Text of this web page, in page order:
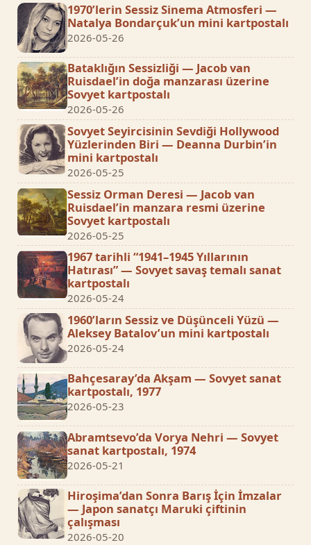
1970’lerin Sessiz Sinema Atmosferi —
Natalya Bondarçuk’un mini kartpostalı
2026-05-26
Bataklığın Sessizliği — Jacob van
Ruisdael’in doğa manzarası üzerine
Sovyet kartpostalı
2026-05-26
Sovyet Seyircisinin Sevdiği Hollywood
Yüzlerinden Biri — Deanna Durbin’in
mini kartpostalı
2026-05-25
Sessiz Orman Deresi — Jacob van
Ruisdael’in manzara resmi üzerine
Sovyet kartpostalı
2026-05-25
1967 tarihli “1941–1945 Yıllarının
Hatırası” — Sovyet savaş temalı sanat
kartpostalı
2026-05-24
1960’ların Sessiz ve Düşünceli Yüzü —
Aleksey Batalov’un mini kartpostalı
2026-05-24
Bahçesaray’da Akşam — Sovyet sanat
kartpostalı, 1977
2026-05-23
Abramtsevo’da Vorya Nehri — Sovyet
sanat kartpostalı, 1974
2026-05-21
Hiroşima’dan Sonra Barış İçin İmzalar
— Japon sanatçı Maruki çiftinin
çalışması
2026-05-20